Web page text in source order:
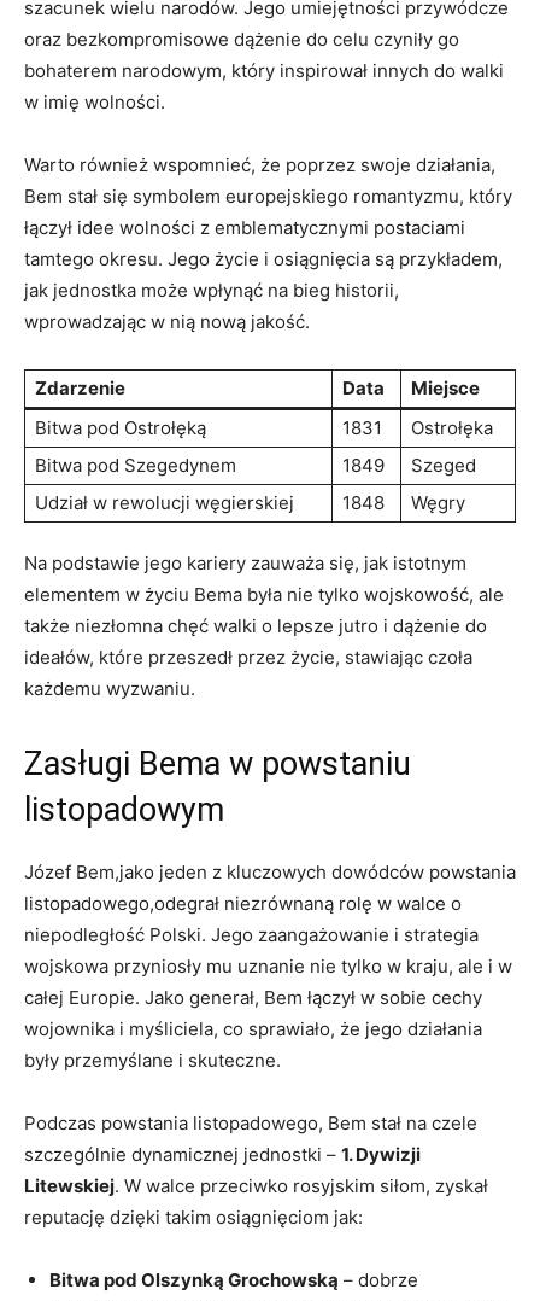
szacunek wielu narodów. Jego umiejętności przywódcze
oraz bezkompromisowe dążenie do celu czyniły go
bohaterem narodowym, który inspirował innych ​do walki
w imię ​wolności.
Warto również wspomnieć, że poprzez‍ swoje działania,
Bem ⁤stał się symbolem europejskiego romantyzmu, który
łączył idee wolności z emblematycznymi postaciami
tamtego okresu. Jego życie i osiągnięcia są przykładem,
jak jednostka może⁤ wpłynąć na bieg historii,
wprowadzając w nią nową ⁣jakość.
Zdarzenie Data
Miejsce
Bitwa pod Ostrołęką
1831
Ostrołęka
Bitwa pod ‌Szegedynem
1849
Szeged
Udział w rewolucji węgierskiej
1848 Węgry
Na podstawie jego kariery zauważa się, ⁣jak istotnym
elementem w życiu Bema była nie tylko wojskowość, ⁢ale
także⁢ niezłomna chęć walki⁢ o lepsze jutro i dążenie do
ideałów, które przeszedł przez życie, stawiając czoła
każdemu wyzwaniu.
Zasługi Bema w powstaniu
listopadowym
Józef Bem,jako⁣ jeden z kluczowych dowódców ⁢powstania
listopadowego,odegrał niezrównaną rolę w walce o
niepodległość⁣ Polski. Jego zaangażowanie i strategia
‌wojskowa‍ przyniosły mu uznanie nie tylko ⁤w kraju, ale i w
całej Europie. Jako generał, Bem łączył w sobie cechy⁤
wojownika i myśliciela, ‍co sprawiało, że jego działania
były ⁢przemyślane ⁤i ⁣skuteczne.
Podczas powstania listopadowego, Bem stał ⁣na czele
szczególnie dynamicznej ⁢jednostki –‍ 1. Dywizji
Litewskiej. W walce przeciwko rosyjskim ‌siłom, zyskał
reputację ‍dzięki takim ⁤osiągnięciom ⁤jak:
Bitwa pod Olszynką Grochowską – dobrze